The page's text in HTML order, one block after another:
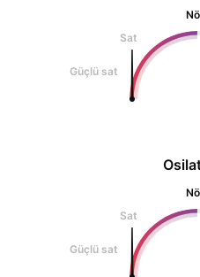
Sat
Güçlü sat
Sat
Güçlü sat